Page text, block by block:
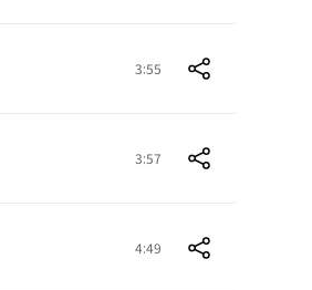
3:55
3:57
4:49